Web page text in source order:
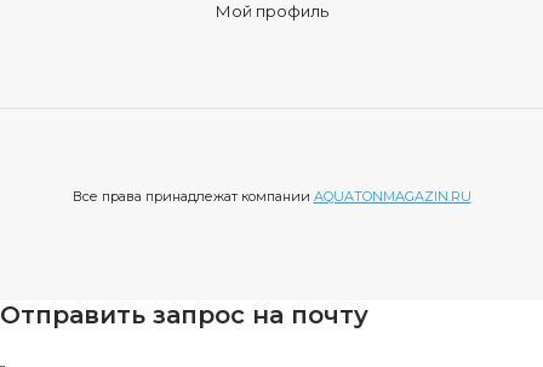
Мой профиль
Все права принадлежат компании AQUATONMAGAZIN.RU
Отправить запрос на почту